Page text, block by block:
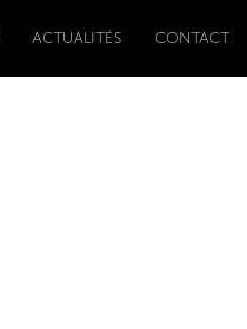
ACTUALITÉS CONTACT